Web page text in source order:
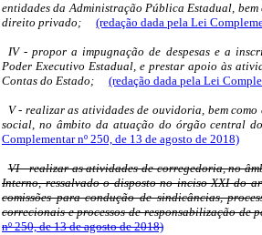
entidades da Administração Pública Estadual,
direito privado;
(redação dada pela Lei
IV - propor a impugnação de despesas e a
Poder Executivo Estadual, e prestar apoio às
Contas do Estado;
(redação dada pela Lei
V - realizar as atividades de ouvidoria, bem
social, no âmbito da atuação do órgão central
Complementar nº 250, de 13 de agosto de 2018)
VI - realizar as atividades de corregedoria, no
Interno, ressalvado o disposto no inciso XXI do
comissões para condução de sindicâncias,
correcionais e processos de responsabilização de
nº 250, de 13 de agosto de 2018)